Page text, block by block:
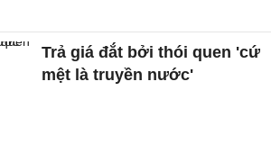
Trả giá đắt bởi thói quen 'cứ
mệt là truyền nước'